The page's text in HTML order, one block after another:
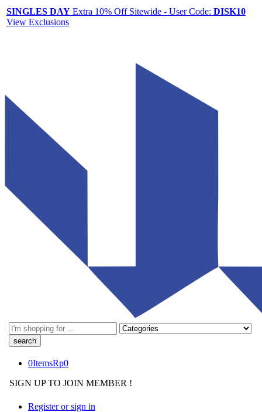
SINGLES DAY Extra 10% Off Sitewide - User Code: DISK10
View Exclusions
Search
here
0ItemsRp0
SIGN UP TO JOIN MEMBER !
Register or sign in